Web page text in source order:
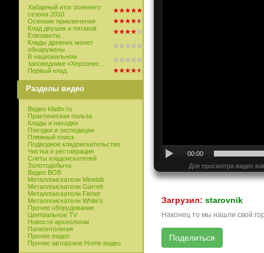
Хабарный итог осеннего
сезона 2010
Осенние приключения
Клад двушек и пятаков
Елизаветы…
Клады древних монет
обнаружены…
В национальном
заповеднике «Херсонес…
Первый клад
Разделы видео
Видео kladtv.ru
Практическая польза
Клады и находки
Поездки и экспедиции
Пляжный поиск
Подводное кладоискательство
Чистка и реставрация
Слеты кладоискателей
Золотодобыча
Видео ВОВ
Металлоискатели Minelab
Металлоискатели Garrett
Металлоискатели Fisher
Металлоискатели White’s
Прочее оборудование
Центральное TV
Новости археологии
Палеонтология
Прочее видео
Прочее авторское Home видео
00:00
Для просмотра видео
Загрузил: starovnik
Наконец то мы нашли свой